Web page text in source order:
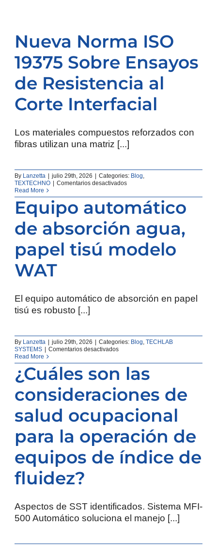
Nueva Norma ISO
19375 Sobre Ensayos
de Resistencia al
Corte Interfacial
Los materiales compuestos reforzados con
fibras utilizan una matriz [...]
By Lanzetta julio 29th, 2026 Categories: Blog,
TEXTECHNO
Comentarios desactivadosen
Norma
ISO
19375
Ensayos
de
Resistencia
al
Corte
Read More
Equipo automático
de absorción agua,
papel tisú modelo
WAT
El equipo automático de absorción en papel
tisú es robusto [...]
By Lanzetta julio 29th, 2026 Categories: Blog, TECHLAB
SYSTEMS
Comentarios desactivadosen
automático
de
absorción
papel
tisú
modelo
WAT
Read More
¿Cuáles son las
consideraciones de
salud ocupacional
para la operación de
equipos de índice de
fluidez?
Aspectos de SST identificados. Sistema MFI-
500 Automático soluciona el manejo [...]